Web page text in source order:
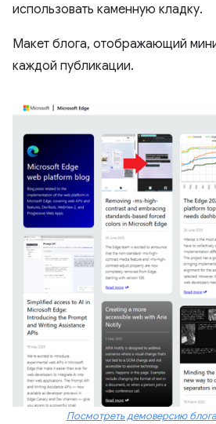
использовать каменную кладку.
Макет блога, отображающий
каждой публикации.
Посмотреть демоверсию